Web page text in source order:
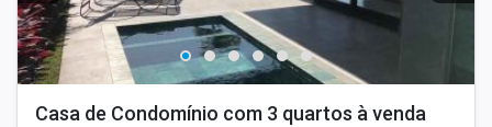
Casa de Condomínio com 3 quartos à venda